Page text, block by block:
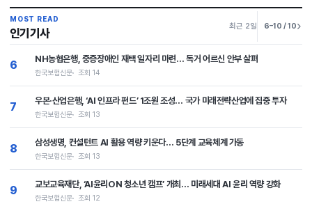
MOST READ
인기기사
최근 2일 6–10 / 10
6 NH농협은행, 중증장애인 재택 일자리 마련… 독거 어르신 안부 살펴
한국보험신문 조회 14
7 우본·산업은행, ‘AI 인프라 펀드’ 1조원 조성… 국가 미래전략산업에 집중 투자
한국보험신문 조회 13
8 삼성생명, 컨설턴트 AI 활용 역량 키운다… 5단계 교육체계 가동
한국보험신문 조회 13
9 교보교육재단, ‘AI윤리ON 청소년 캠프’ 개최… 미래세대 AI 윤리 역량 강화
한국보험신문 조회 12